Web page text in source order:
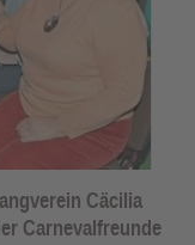
Cäcilia
Carnevalfreunde